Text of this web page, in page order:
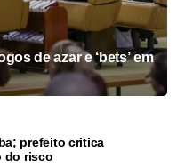
de azar e ‘bets’ em
prefeito critica
do risco